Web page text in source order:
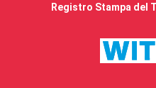
Registro Stampa del